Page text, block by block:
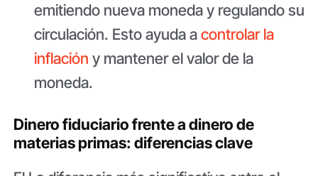
emitiendo nueva moneda y regulando su
circulación. Esto ayuda acontrolar la
inflación y mantener el valor de la
moneda.
Dinero fiduciario frente a dinero de
materias primas: diferencias clave